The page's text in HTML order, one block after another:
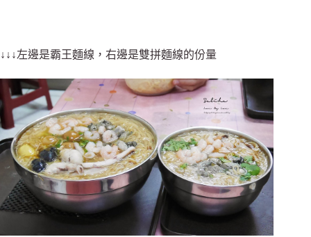
↓↓↓左邊是霸王麵線，右邊是雙拼麵線的份量